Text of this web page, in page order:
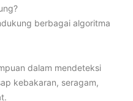
berbagai algoritma
dalam mendeteksi
kebakaran, seragam,